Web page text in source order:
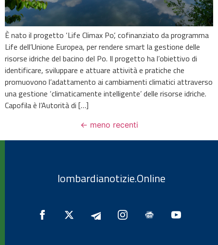
È nato il progetto ‘Life Climax Po’, cofinanziato da programma
Life dell’Unione Europea, per rendere smart la gestione delle
risorse idriche del bacino del Po. Il progetto ha l’obiettivo di
identificare, sviluppare e attuare attività e pratiche che
promuovono l’adattamento ai cambiamenti climatici attraverso
una gestione ‘climaticamente intelligente’ delle risorse idriche.
Capofila è l’Autorità di […]
← meno recenti
lombardianotizie.Online